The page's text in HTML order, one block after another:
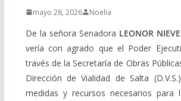
mayo 28, 2026 Noelia
De la señora Senadora LEONOR
vería con agrado que el Poder
través de la Secretaría de Obras
Dirección de Vialidad de Salta
medidas y recursos necesarios para